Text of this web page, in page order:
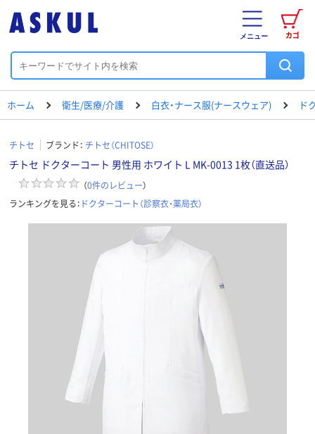
カゴ
メニュー
ホーム 衛生/医療/介護 白衣・ナース服(ナースウェア) ド
チトセ ブランド： チトセ（CHITOSE）
チトセ ドクターコート 男性用 ホワイト L MK-0013 1枚（直送品）
（0件のレビュー）
ランキングを見る： ドクターコート（診察衣・薬局衣）